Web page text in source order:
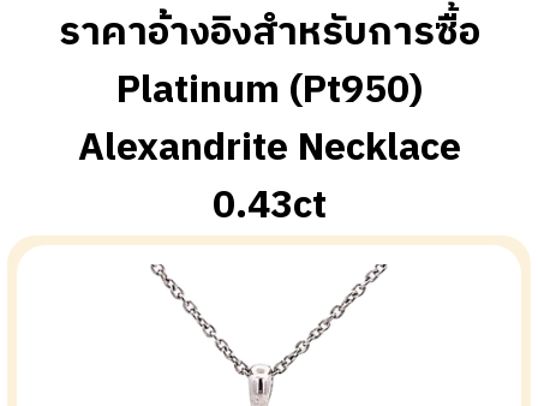
ราคาอ้างอิงสำหรับการซื้อ
Platinum (Pt950)
Alexandrite Necklace
0.43ct